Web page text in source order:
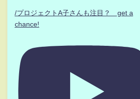
/プロジェクトA子さんも注目？ get a
chance!